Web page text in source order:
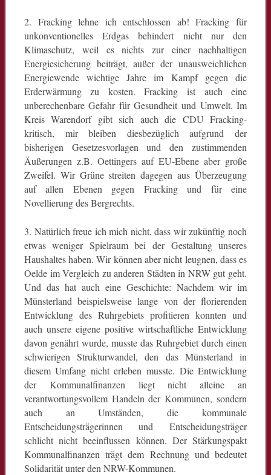
2. Fracking lehne ich entschlossen ab! Fracking für
unkonventionelles Erdgas behindert nicht nur den
Klimaschutz, weil es nichts zur einer nachhaltigen
Energiesicherung beiträgt, außer der unausweichlichen
Energiewende wichtige Jahre im Kampf gegen die
Erderwärmung zu kosten. Fracking ist auch eine
unberechenbare Gefahr für Gesundheit und Umwelt. Im
Kreis Warendorf gibt sich auch die CDU Fracking-
kritisch, mir bleiben diesbezüglich aufgrund der
bisherigen Gesetzesvorlagen und den zustimmenden
Äußerungen z.B. Oettingers auf EU-Ebene aber große
Zweifel. Wir Grüne streiten dagegen aus Überzeugung
auf allen Ebenen gegen Fracking und für eine
Novellierung des Bergrechts.
3. Natürlich freue ich mich nicht, dass wir zukünftig noch
etwas weniger Spielraum bei der Gestaltung unseres
Haushaltes haben. Wir können aber nicht leugnen, dass es
Oelde im Vergleich zu anderen Städten in NRW gut geht.
Und das hat auch eine Geschichte: Nachdem wir im
Münsterland beispielsweise lange von der florierenden
Entwicklung des Ruhrgebiets profitieren konnten und
auch unsere eigene positive wirtschaftliche Entwicklung
davon genährt wurde, musste das Ruhrgebiet durch einen
schwierigen Strukturwandel, den das Münsterland in
diesem Umfang nicht erleben musste. Die Entwicklung
der Kommunalfinanzen liegt nicht alleine an
verantwortungsvollem Handeln der Kommunen, sondern
auch an Umständen, die kommunale
Entscheidungsträgerinnen und Entscheidungsträger
schlicht nicht beeinflussen können. Der Stärkungspakt
Kommunalfinanzen trägt dem Rechnung und bedeutet
Solidarität unter den NRW-Kommunen.